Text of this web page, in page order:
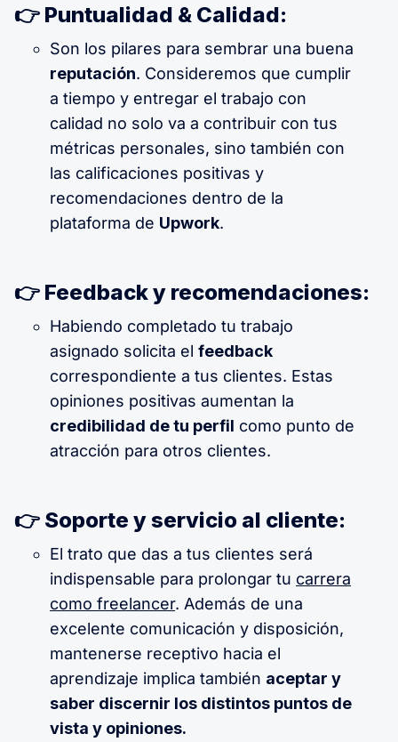
👉 Puntualidad & Calidad:
Son los pilares para sembrar una buena
reputación. Consideremos que cumplir
a tiempo y entregar el trabajo con
calidad no solo va a contribuir con tus
métricas personales, sino también con
las calificaciones positivas y
recomendaciones dentro de la
plataforma de Upwork.
👉 Feedback y recomendaciones:
Habiendo completado tu trabajo
asignado solicita el feedback
correspondiente a tus clientes. Estas
opiniones positivas aumentan la
credibilidad de tu perfil como punto de
atracción para otros clientes.
👉 Soporte y servicio al cliente:
El trato que das a tus clientes será
indispensable para prolongar tu carrera
como freelancer. Además de una
excelente comunicación y disposición,
mantenerse receptivo hacia el
aprendizaje implica también aceptar y
saber discernir los distintos puntos de
vista y opiniones.